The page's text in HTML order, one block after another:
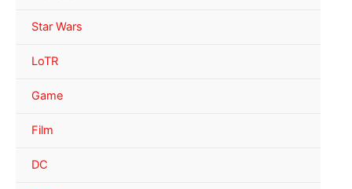
Star Wars
LoTR
Game
Film
DC